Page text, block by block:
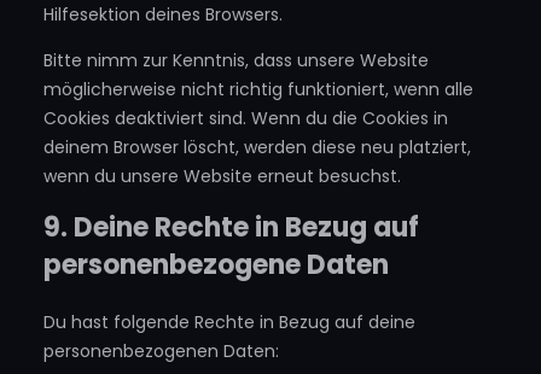
Hilfesektion deines Browsers.
Bitte nimm zur Kenntnis, dass unsere Website
möglicherweise nicht richtig funktioniert, wenn alle
Cookies deaktiviert sind. Wenn du die Cookies in
deinem Browser löscht, werden diese neu platziert,
wenn du unsere Website erneut besuchst.
9. Deine Rechte in Bezug auf
personenbezogene Daten
Du hast folgende Rechte in Bezug auf deine
personenbezogenen Daten: